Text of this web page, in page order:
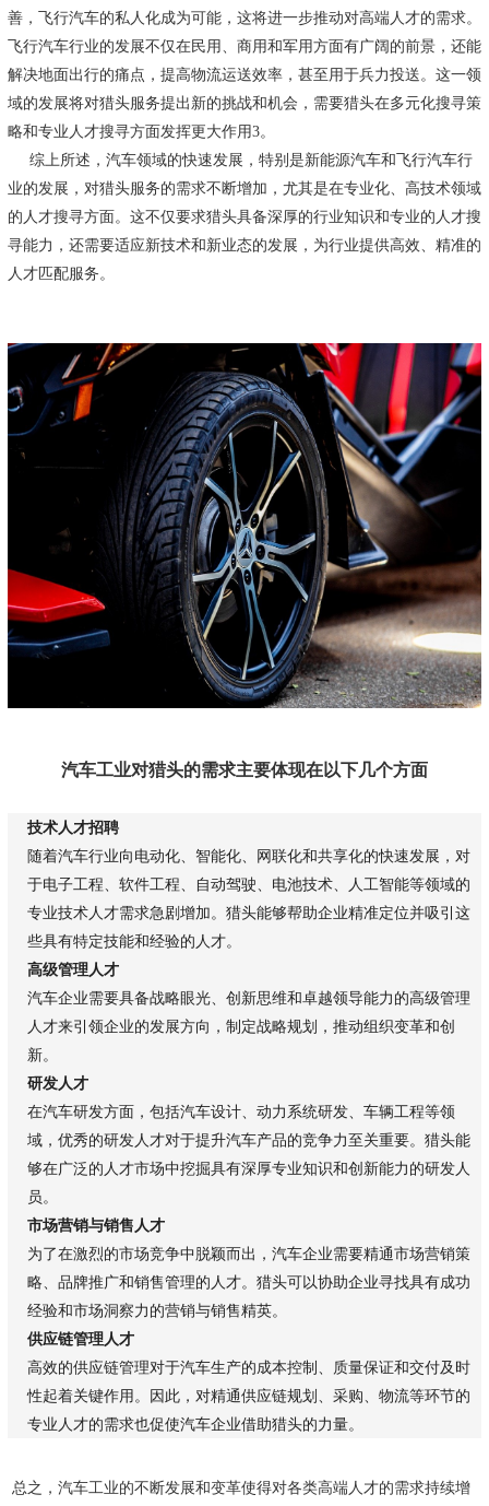
善，‌飞行汽车的私人化成为可能，‌这将进一步推动对高端人才的需求。‌
飞行汽车行业的发展不仅在民用、‌商用和军用方面有广阔的前景，‌还能
解决地面出行的痛点，‌提高物流运送效率，‌甚至用于兵力投送。‌这一领
域的发展将对猎头服务提出新的挑战和机会，‌需要猎头在多元化搜寻策
略和专业人才搜寻方面发挥更大作用3。‌
综上所述，‌汽车领域的快速发展，‌特别是新能源汽车和飞行汽车行
业的发展，‌对猎头服务的需求不断增加，‌尤其是在专业化、‌高技术领域
的人才搜寻方面。‌这不仅要求猎头具备深厚的行业知识和专业的人才搜
寻能力，‌还需要适应新技术和新业态的发展，‌为行业提供高效、‌精准的
人才匹配服务。‌
汽车工业对猎头的需求主要体现在以下几个方面
技术人才招聘
随着汽车行业向电动化、智能化、网联化和共享化的快速发展，对
于电子工程、软件工程、自动驾驶、电池技术、人工智能等领域的
专业技术人才需求急剧增加。猎头能够帮助企业精准定位并吸引这
些具有特定技能和经验的人才。
高级管理人才
汽车企业需要具备战略眼光、创新思维和卓越领导能力的高级管理
人才来引领企业的发展方向，制定战略规划，推动组织变革和创
新。
研发人才
在汽车研发方面，包括汽车设计、动力系统研发、车辆工程等领
域，优秀的研发人才对于提升汽车产品的竞争力至关重要。猎头能
够在广泛的人才市场中挖掘具有深厚专业知识和创新能力的研发人
员。
市场营销与销售人才
为了在激烈的市场竞争中脱颖而出，汽车企业需要精通市场营销策
略、品牌推广和销售管理的人才。猎头可以协助企业寻找具有成功
经验和市场洞察力的营销与销售精英。
供应链管理人才
高效的供应链管理对于汽车生产的成本控制、质量保证和交付及时
性起着关键作用。因此，对精通供应链规划、采购、物流等环节的
专业人才的需求也促使汽车企业借助猎头的力量。
总之，汽车工业的不断发展和变革使得对各类高端人才的需求持续增